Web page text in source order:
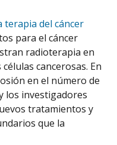
terapia del cáncer
para el cáncer
radioterapia en
cancerosas. En
en el número de
los investigadores
tratamientos y
que la